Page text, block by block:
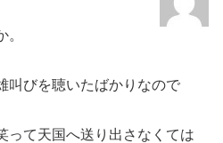
叫びを聴いたばかりなので
って天国へ送り出さなくては